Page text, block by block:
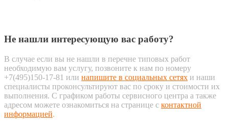
Не нашли интересующую вас работу?
В случае если вы не нашли в перечне типовых работ
необходимую вам услугу, позвоните к нам по номеру
+7(495)150-17-81 или напишите в социальных сетях и наши
специалисты проконсультируют вас по сроку и стоимости их
выполнения. С графиком работы сервисного центра а также
адресом можете ознакомиться на странице с контактной
информацией.